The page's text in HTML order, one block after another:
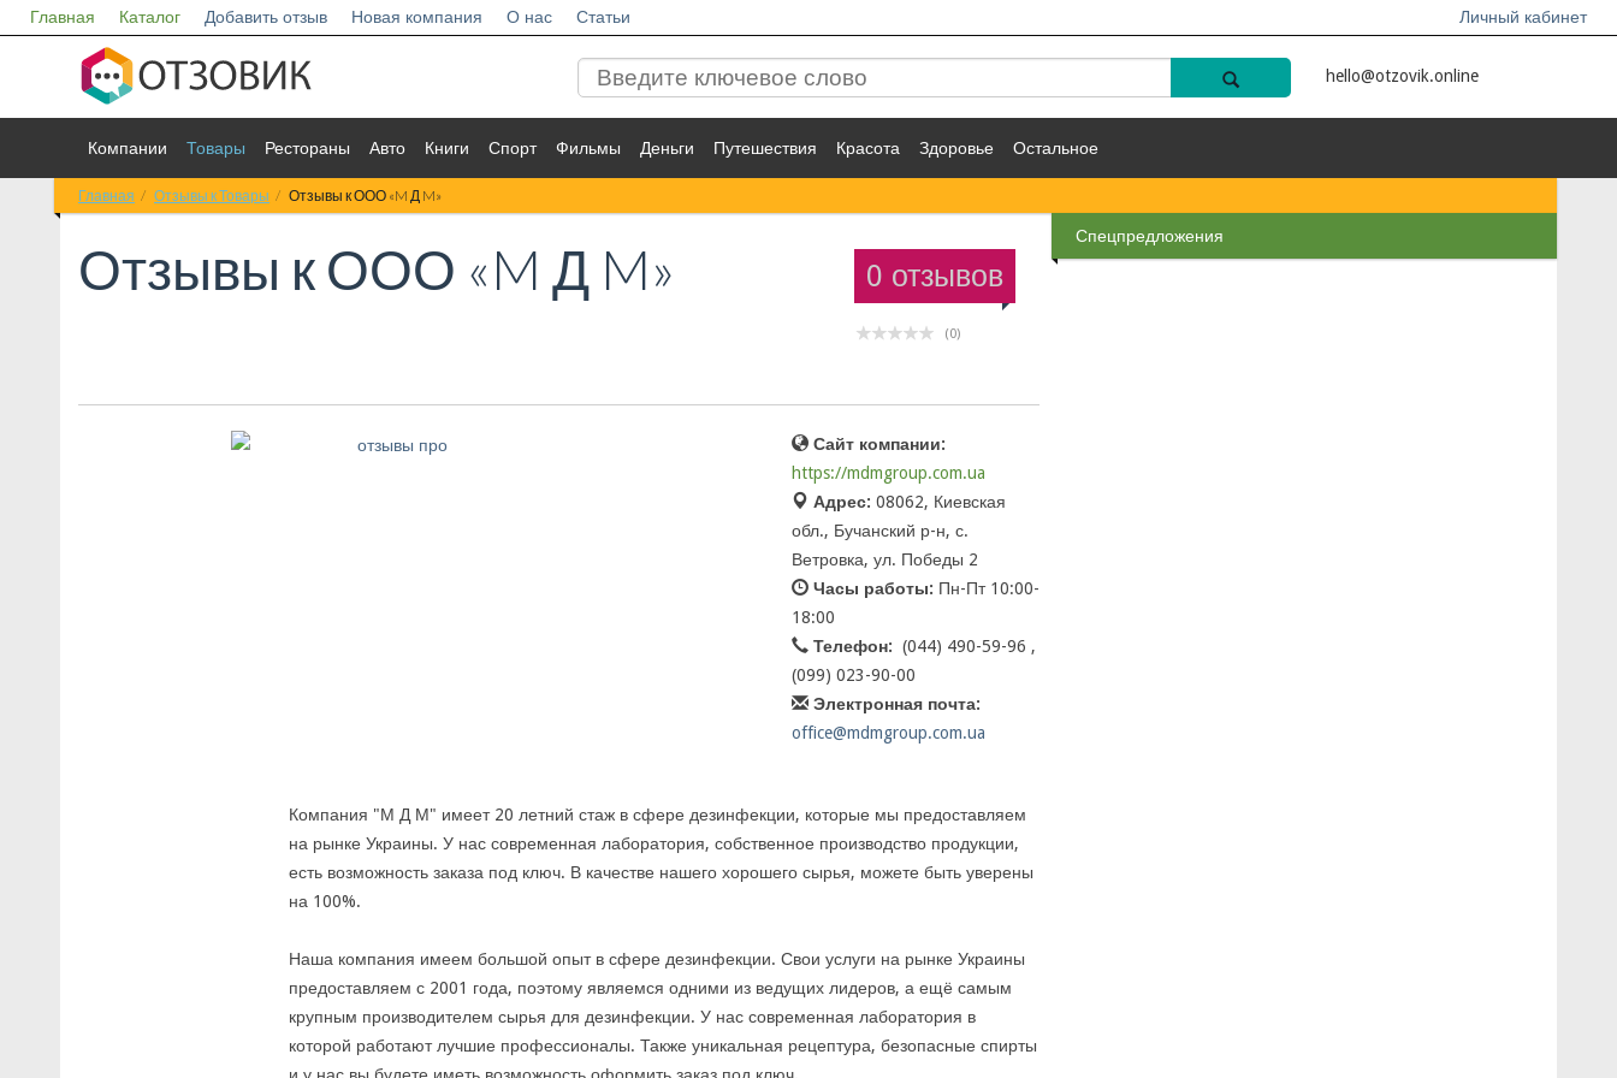
Главная Каталог Добавить отзыв Новая компания О нас Статьи Личный кабинет
hello@otzovik.online
Компании Товары Рестораны Авто Книги Спорт Фильмы Деньги Путешествия Красота Здоровье Остальное
Главная Отзывы к Товары Отзывы к ООО «M Д M»
0 отзывов
(0)
Отзывы к ООО «M Д M»
Сайт компании:
https://mdmgroup.com.ua
Адрес: 08062, Киевская
обл., Бучанский р-н, с.
Ветровка, ул. Победы 2
Часы работы: Пн-Пт 10:00-
18:00
Телефон: (044) 490-59-96 ,
(099) 023-90-00
Электронная почта:
office@mdmgroup.com.ua
Компания "М Д М" имеет 20 летний стаж в сфере дезинфекции, которые мы предоставляем
на рынке Украины. У нас современная лаборатория, собственное производство продукции,
есть возможность заказа под ключ. В качестве нашего хорошего сырья, можете быть уверены
на 100%.
Наша компания имеем большой опыт в сфере дезинфекции. Свои услуги на рынке Украины
предоставляем с 2001 года, поэтому являемся одними из ведущих лидеров, а ещё самым
крупным производителем сырья для дезинфекции. У нас современная лаборатория в
которой работают лучшие профессионалы. Также уникальная рецептура, безопасные спирты
Спецпредложения